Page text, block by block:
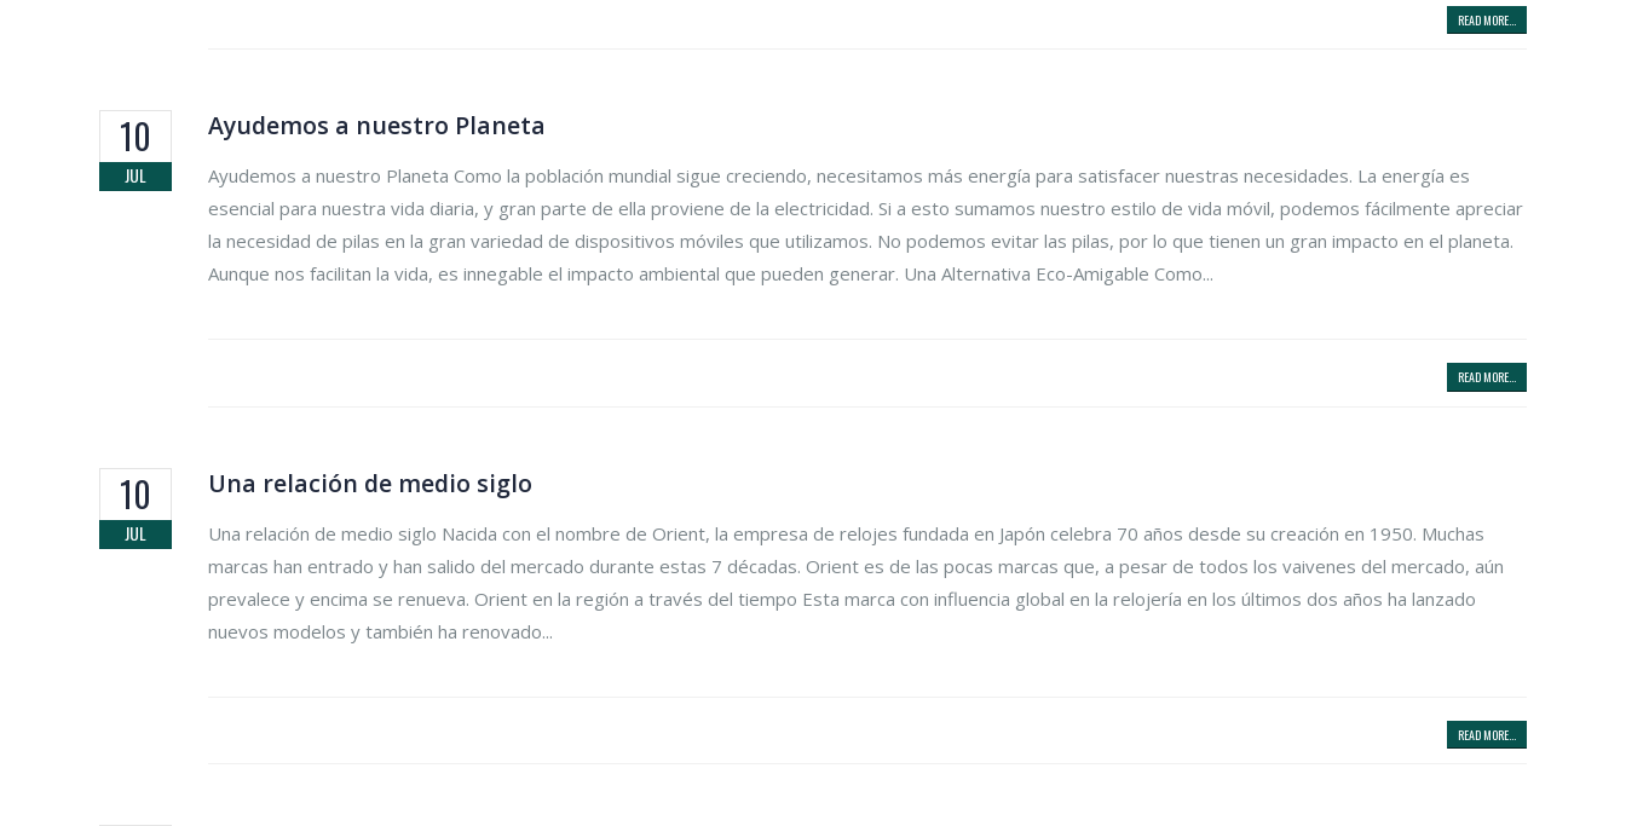
READ MORE...
10
JUL
Ayudemos a nuestro Planeta
Ayudemos a nuestro Planeta Como la población mundial sigue creciendo, necesitamos más energía para satisfacer nuestras necesidades. La energía es
esencial para nuestra vida diaria, y gran parte de ella proviene de la electricidad. Si a esto sumamos nuestro estilo de vida móvil, podemos fácilmente apreciar
la necesidad de pilas en la gran variedad de dispositivos móviles que utilizamos. No podemos evitar las pilas, por lo que tienen un gran impacto en el planeta.
Aunque nos facilitan la vida, es innegable el impacto ambiental que pueden generar. Una Alternativa Eco-Amigable Como...
READ MORE...
10
JUL
Una relación de medio siglo
Una relación de medio siglo Nacida con el nombre de Orient, la empresa de relojes fundada en Japón celebra 70 años desde su creación en 1950. Muchas
marcas han entrado y han salido del mercado durante estas 7 décadas. Orient es de las pocas marcas que, a pesar de todos los vaivenes del mercado, aún
prevalece y encima se renueva. Orient en la región a través del tiempo Esta marca con influencia global en la relojería en los últimos dos años ha lanzado
nuevos modelos y también ha renovado...
READ MORE...